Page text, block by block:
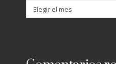
Archivo